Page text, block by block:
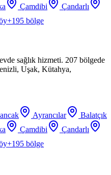
Çamdibi
Çandarlı
+195 bölge
sağlık hizmeti. 207 bölgede
Uşak, Kütahya,
Ayrancılar
Balatçık
Çamdibi
Çandarlı
+195 bölge